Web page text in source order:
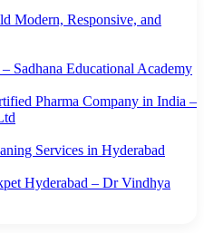
Modern, Responsive, and
Sadhana Educational Academy
Pharma Company in India –
Services in Hyderabad
Hyderabad – Dr Vindhya